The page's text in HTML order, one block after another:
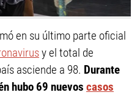
en su último parte oficial
y el total de
asciende a 98. Durante
hubo 69 nuevos casos